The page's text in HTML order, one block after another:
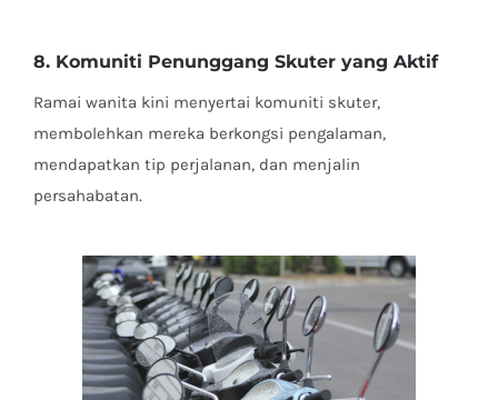
8. Komuniti Penunggang Skuter yang Aktif
Ramai wanita kini menyertai komuniti skuter,
membolehkan mereka berkongsi pengalaman,
mendapatkan tip perjalanan, dan menjalin
persahabatan.